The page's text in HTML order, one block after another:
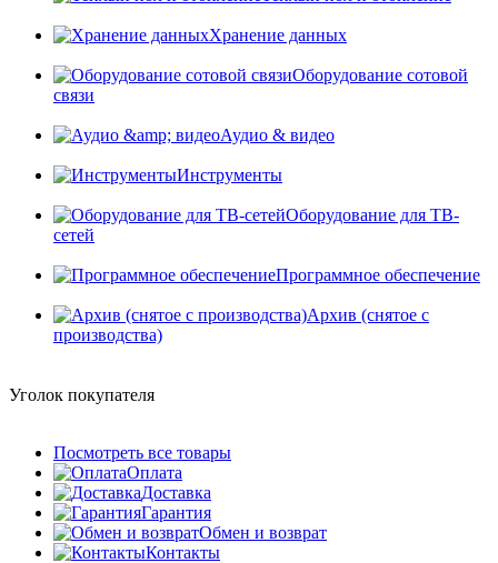
Хранение данных
Оборудование сотовой
связи
Аудио & видео
Инструменты
Оборудование для ТВ-
сетей
Программное обеспечение
Архив (снятое с
производства)
Уголок покупателя
Посмотреть все товары
Оплата
Доставка
Гарантия
Обмен и возврат
Контакты